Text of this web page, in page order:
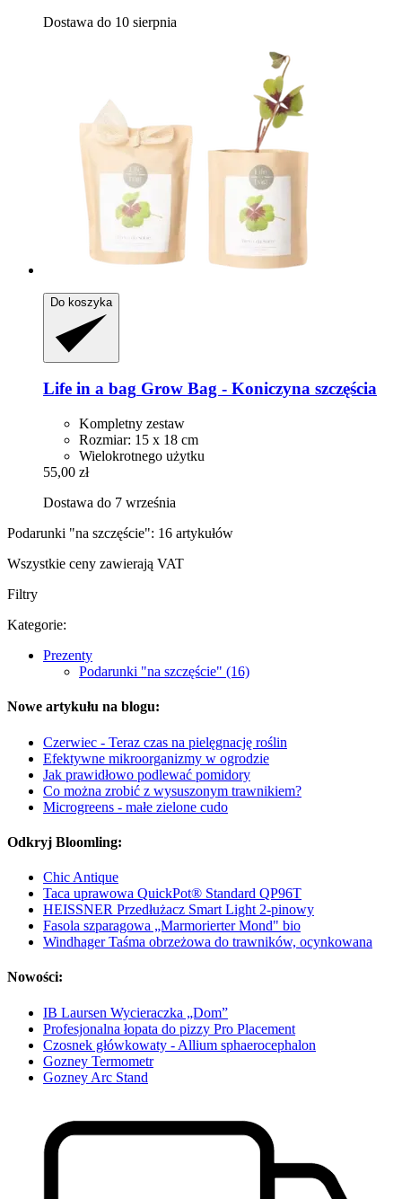
Dostawa do 10 sierpnia
Do koszyka
Life in a bag Grow Bag -​ Koniczyna szczęścia
Kompletny zestaw
Rozmiar: 15 x 18 cm
Wielokrotnego użytku
55,00 zł
Dostawa do 7 września
Podarunki "na szczęście": 16 artykułów
Wszystkie ceny zawierają VAT
Filtry
Kategorie:
Prezenty
Podarunki "na szczęście" (16)
Nowe artykułu na blogu:
Czerwiec - Teraz czas na pielęgnację roślin
Efektywne mikroorganizmy w ogrodzie
Jak prawidłowo podlewać pomidory
Co można zrobić z wysuszonym trawnikiem?
Microgreens - małe zielone cudo
Odkryj Bloomling:
Chic Antique
Taca uprawowa QuickPot® Standard QP96T
HEISSNER Przedłużacz Smart Light 2-pinowy
Fasola szparagowa „Marmorierter Mond" bio
Windhager Taśma obrzeżowa do trawników, ocynkowana
Nowości:
IB Laursen Wycieraczka „Dom”
Profesjonalna łopata do pizzy Pro Placement
Czosnek główkowaty - Allium sphaerocephalon
Gozney Termometr
Gozney Arc Stand